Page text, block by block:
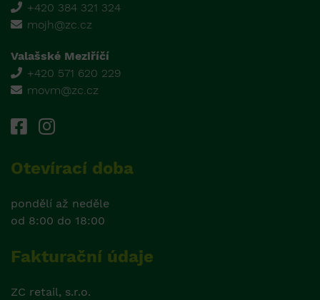
+420 384 321 324
mojh@zc.cz
Valašské Meziříčí
+420 571 620 229
movm@zc.cz
Otevírací doba
pondělí až neděle
od 8:00 do 18:00
Fakturační údaje
ZC retail, s.r.o.